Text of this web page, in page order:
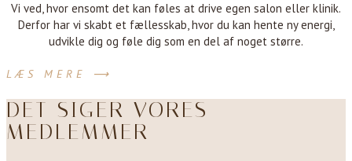
Vi ved, hvor ensomt det kan føles at drive egen salon eller klinik.
Derfor har vi skabt et fællesskab, hvor du kan hente ny energi,
udvikle dig og føle dig som en del af noget større.
LÆS MERE ⟶
DET SIGER VORES
MEDLEMMER